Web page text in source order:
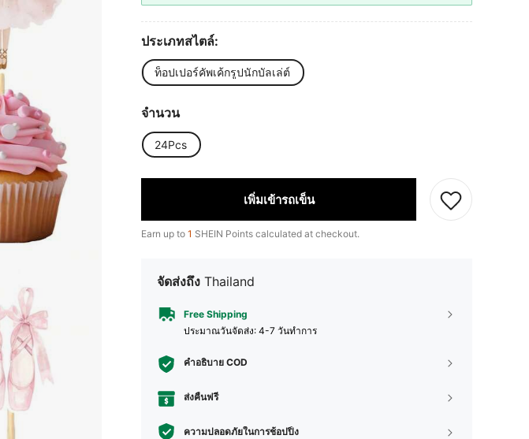
ประเภทสไตล์:
ท็อปเปอร์คัพเค้กรูปนักบัลเล่ต์
จำนวน
24Pcs
เพิ่มเข้ารถเข็น
Earn up to 1 SHEIN Points calculated at checkout.
จัดส่งถึง Thailand
Free Shipping
ประมาณวันจัดส่ง: 4-7 วันทำการ
คำอธิบาย COD
ส่งคืนฟรี
ความปลอดภัยในการช้อปปิ้ง